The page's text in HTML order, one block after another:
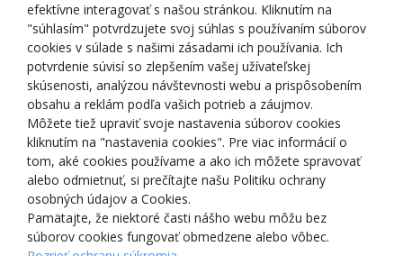
O NÁS
NAKUPOVANIE
ZÁKAZNÍCKA ZÓNA
NAŠE OCENENIA
efektívne interagovať s našou stránkou. Kliknutím na
"súhlasím" potvrdzujete svoj súhlas s používaním súborov
cookies v súlade s našimi zásadami ich používania. Ich
potvrdenie súvisí so zlepšením vašej užívateľskej
skúsenosti, analýzou návštevnosti webu a prispôsobením
obsahu a reklám podľa vašich potrieb a záujmov.
Môžete tiež upraviť svoje nastavenia súborov cookies
kliknutím na "nastavenia cookies". Pre viac informácií o
tom, aké cookies používame a ako ich môžete spravovať
alebo odmietnuť, si prečítajte našu Politiku ochrany
osobných údajov a Cookies.
Pamätajte, že niektoré časti nášho webu môžu bez
súborov cookies fungovať obmedzene alebo vôbec.